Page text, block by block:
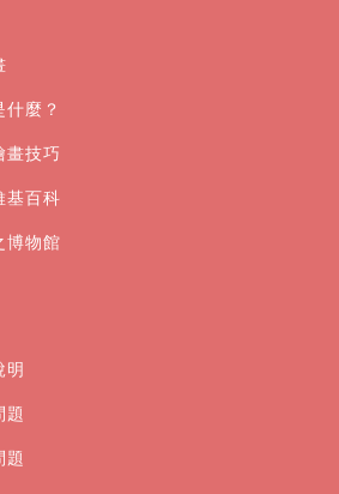
什麼？
畫技巧
基百科
博物館
明
題
題